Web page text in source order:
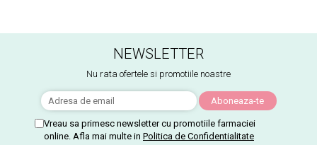
NEWSLETTER
Nu rata ofertele si promotiile noastre
Vreau sa primesc newsletter cu promotiile farmaciei
online. Afla mai multe in Politica de Confidentialitate